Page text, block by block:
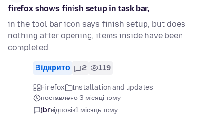
firefox shows finish setup in task bar,
in the tool bar icon says finish setup, but does
nothing after opening, items inside have been
completed
Відкрито 2 119
Firefox
Installation and updates
поставлено 3 місяці тому
jbrвідповів1 місяць тому